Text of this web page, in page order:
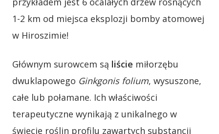
1-2 km od miejsca eksplozji bomby atomowej
w Hiroszimie!
Głównym surowcem są liście miłorzębu
dwuklapowego Ginkgonis folium, wysuszone,
całe lub połamane. Ich właściwości
terapeutyczne wynikają z unikalnego w
świecie roślin profilu zawartych substancji